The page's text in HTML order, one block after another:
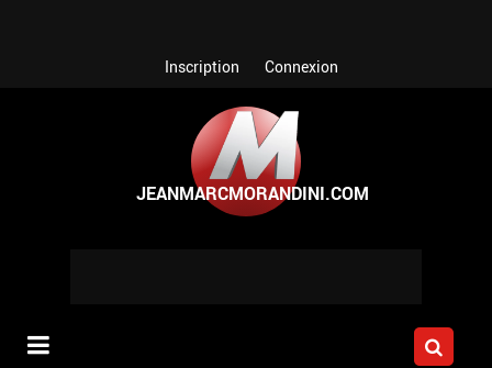
Inscription Connexion